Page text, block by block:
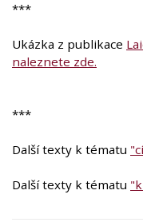
***
Ukázka z publikace
naleznete zde.
***
Další texty k tématu
Další texty k tématu